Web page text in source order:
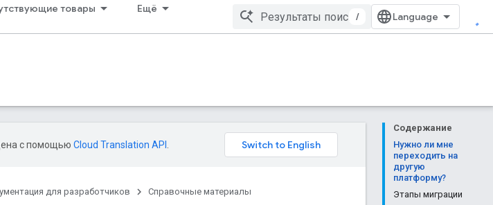
товары Ещё
/
Содержание
Нужно ли мне
переходить на
другую
платформу?
Этапы миграции
с помощью Cloud Translation API
для разработчиков Справочные материалы